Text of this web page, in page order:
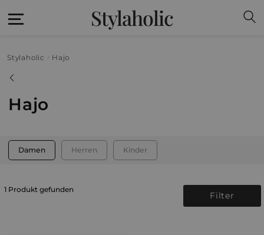
Stylaholic
Stylaholic Hajo
Hajo
Damen Herren Kinder
1 Produkt gefunden
Filter